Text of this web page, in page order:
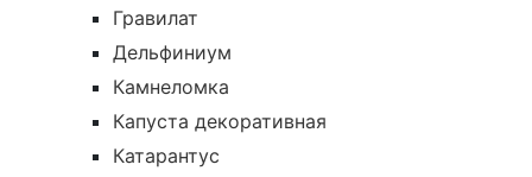
Гравилат
Дельфиниум
Камнеломка
Капуста декоративная
Катарантус